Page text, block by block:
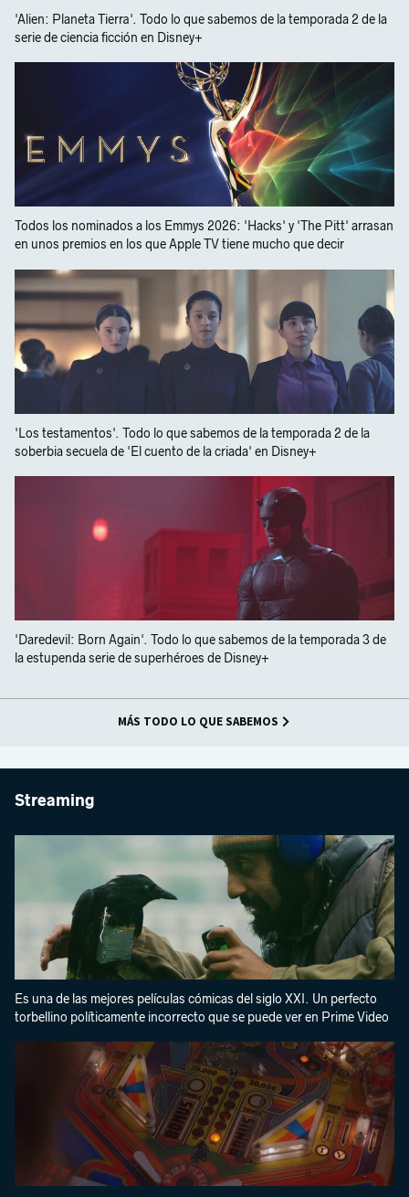
'Alien: Planeta Tierra'. Todo lo que sabemos de la temporada 2 de la
serie de ciencia ficción en Disney+
Todos los nominados a los Emmys 2026: 'Hacks' y 'The Pitt' arrasan
en unos premios en los que Apple TV tiene mucho que decir
'Los testamentos'. Todo lo que sabemos de la temporada 2 de la
soberbia secuela de 'El cuento de la criada' en Disney+
'Daredevil: Born Again'. Todo lo que sabemos de la temporada 3 de
la estupenda serie de superhéroes de Disney+
MÁS TODO LO QUE SABEMOS
Streaming
Es una de las mejores películas cómicas del siglo XXI. Un perfecto
torbellino políticamente incorrecto que se puede ver en Prime Video